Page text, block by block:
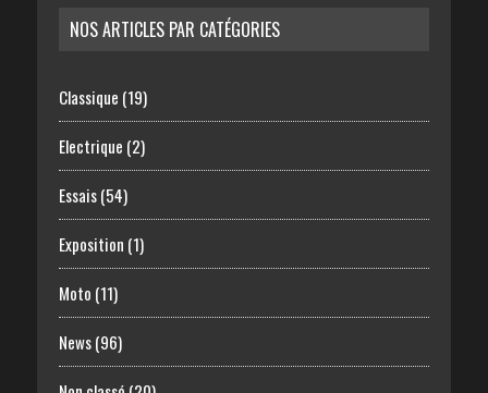
NOS ARTICLES PAR CATÉGORIES
Classique (19)
Electrique (2)
Essais(54)
Exposition (1)
Moto (11)
News(96)